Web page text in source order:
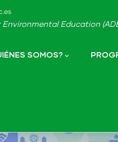
Education
SOMOS?